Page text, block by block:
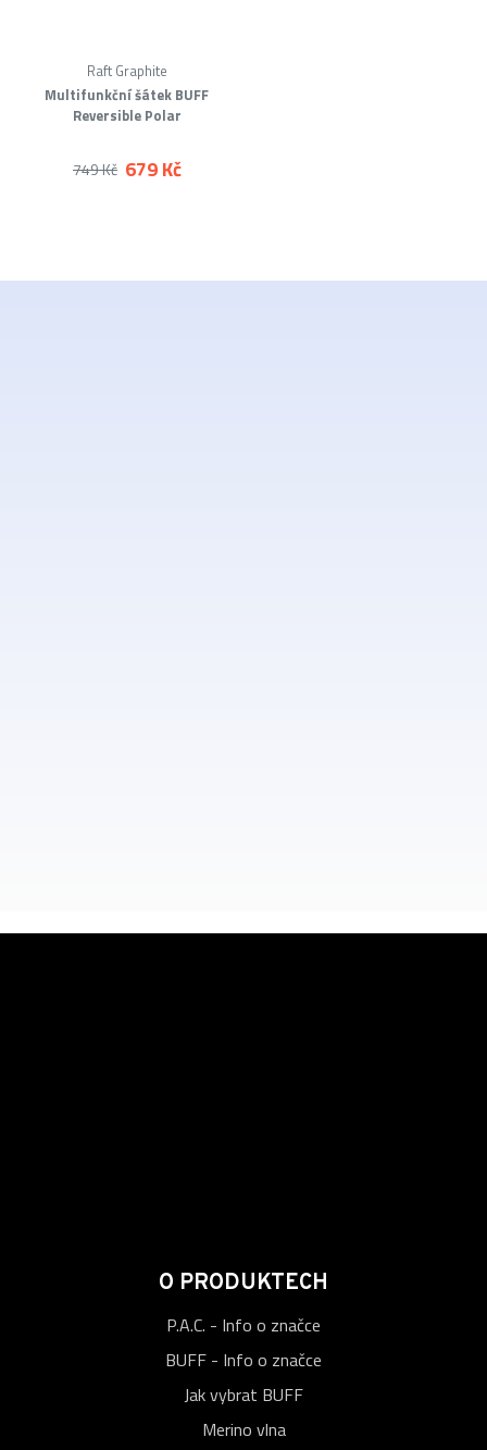
Multifunkční šátek BUFF
Reversible Polar
Raft Graphite
679 Kč
749 Kč
O PRODUKTECH
P.A.C. - Info o značce
BUFF - Info o značce
Jak vybrat BUFF
Merino vlna